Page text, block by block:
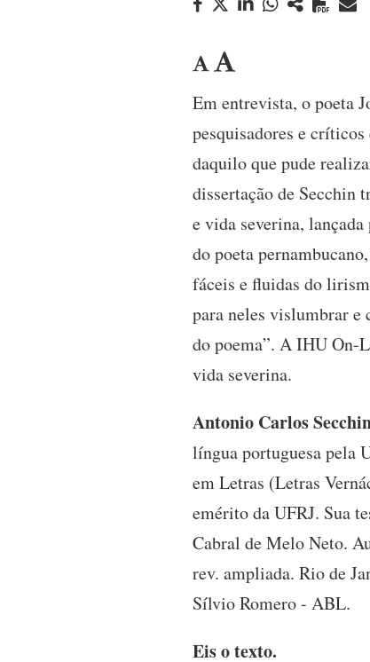
Em entrevista, o poeta
pesquisadores e
daquilo que pude
dissertação de Secchin
e vida severina,
do poeta
fáceis e fluidas do
para neles vislumbrar e
do poema”. A IHU On-
vida severina.
Antonio Carlos
língua portuguesa pela
em Letras (Letras
emérito da UFRJ. Sua
Cabral de Melo Neto.
rev. ampliada. Rio de
Sílvio Romero - ABL.
Eis o texto.